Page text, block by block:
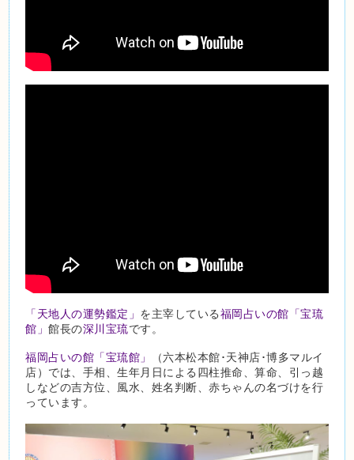
「天地人の運勢鑑定」 を主宰している福岡占いの館「宝琉
館」館長の深川宝琉です。
福岡占いの館「宝琉館」
（六本松本館･天神店･博多マルイ
店）では、手相、生年月日による四柱推命、算命、引っ越
しなどの吉方位、風水、姓名判断、赤ちゃんの名づけを行
っています。